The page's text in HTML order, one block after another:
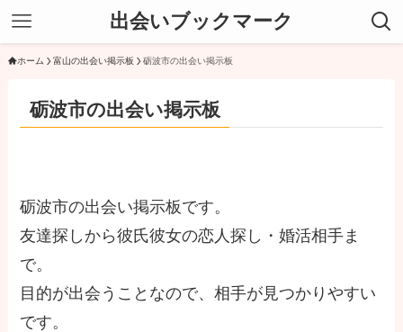
出会いブックマーク
ホーム 富山の出会い掲示板 砺波市の出会い掲示板
砺波市の出会い掲示板
砺波市の出会い掲示板です。
友達探しから彼氏彼女の恋人探し・婚活相手ま
で。
目的が出会うことなので、相手が見つかりやすい
です。